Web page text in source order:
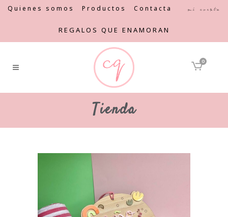
Quienes somos Productos Contacta Mi cuenta
REGALOS QUE ENAMORAN
0
Tienda